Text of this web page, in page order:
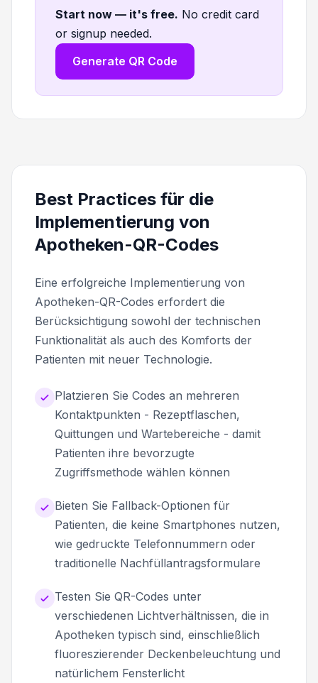
Start now — it's free. No credit card
or signup needed.
Generate QR Code
Best Practices für die
Implementierung von
Apotheken-QR-Codes
Eine erfolgreiche Implementierung von
Apotheken-QR-Codes erfordert die
Berücksichtigung sowohl der technischen
Funktionalität als auch des Komforts der
Patienten mit neuer Technologie.
Platzieren Sie Codes an mehreren
Kontaktpunkten - Rezeptflaschen,
Quittungen und Wartebereiche - damit
Patienten ihre bevorzugte
Zugriffsmethode wählen können
Bieten Sie Fallback-Optionen für
Patienten, die keine Smartphones nutzen,
wie gedruckte Telefonnummern oder
traditionelle Nachfüllantragsformulare
Testen Sie QR-Codes unter
verschiedenen Lichtverhältnissen, die in
Apotheken typisch sind, einschließlich
fluoreszierender Deckenbeleuchtung und
natürlichem Fensterlicht